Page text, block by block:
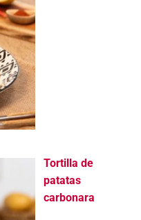
Tortilla de
patatas
carbonara